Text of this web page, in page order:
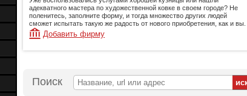
адекватного мастера по художественной ковке в своем городе? Не
поленитесь, заполните форму, и тогда множество других людей
сможет испытать такую же радость от нового приобретения, как и вы.
Добавить фирму
Поиск